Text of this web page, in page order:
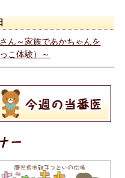
ん～家族であかちゃんを
こ体験）～